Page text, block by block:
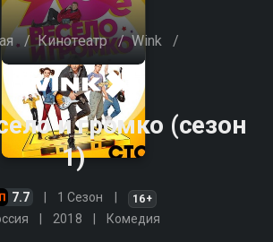
/ Кинотеатр / Wink /
и громко (сезон
1)
7.7 1 Сезон 16+
2018 Комедия